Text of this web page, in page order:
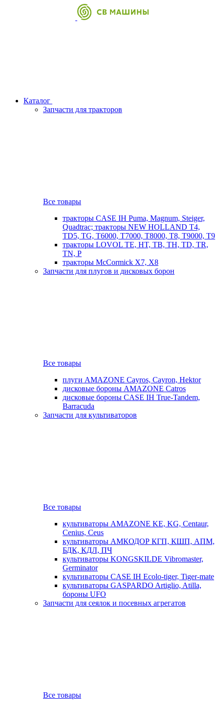
Каталог
Запчасти для тракторов
Все товары
тракторы CASE IH Puma, Magnum, Steiger,
Quadtrac; тракторы NEW HOLLAND T4,
TD5, TG, T6000, T7000, T8000, T8, T9000, T9
тракторы LOVOL TE, HT, TB, TH, TD, TR,
TN, P
тракторы McCormick X7, X8
Запчасти для плугов и дисковых борон
Все товары
плуги AMAZONE Cayros, Cayron, Hektor
дисковые бороны AMAZONE Catros
дисковые бороны CASE IH True-Tandem,
Barracuda
Запчасти для культиваторов
Все товары
культиваторы AMAZONE KE, KG, Centaur,
Cenius, Ceus
культиваторы АМКОДОР КГП, КШП, АПМ,
БДК, КДЛ, ПЧ
культиваторы KONGSKILDE Vibromaster,
Germinator
культиваторы CASE IH Ecolo-tiger, Tiger-mate
культиваторы GASPARDO Artiglio, Atilla,
бороны UFO
Запчасти для сеялок и посевных агрегатов
Все товары